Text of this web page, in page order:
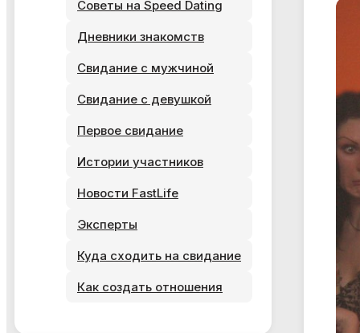
Советы на Speed Dating
Дневники знакомств
Свидание с мужчиной
Свидание с девушкой
Первое свидание
Истории участников
Новости FastLife
Эксперты
Куда сходить на свидание
Как создать отношения
Я ознакомился и согласен сПолитикой
конфиденциальности, Публичной офертой